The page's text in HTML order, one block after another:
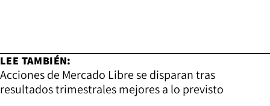
LEE TAMBIÉN:
Acciones de Mercado Libre se disparan tras
resultados trimestrales mejores a lo previsto